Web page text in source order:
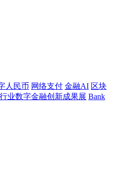
人民币 网络支付 金融AI 区块
业数字金融创新成果展 Bank